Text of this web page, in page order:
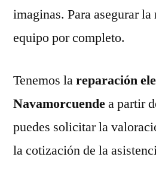
imaginas. Para asegurar
equipo por completo.
Tenemos lareparación
Navamorcuendea partir
puedes solicitar la
la cotización de la